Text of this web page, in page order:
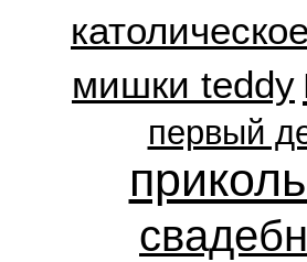
мишки teddy
первый